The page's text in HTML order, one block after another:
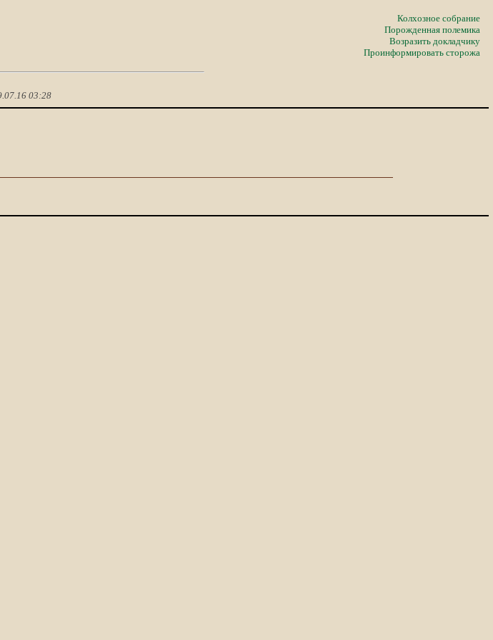
Колхозное собрание
Порожденная полемика
Возразить докладчику
Проинформировать сторожа
03:28